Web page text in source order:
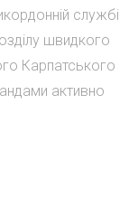
службі
швидкого
Карпатського
активно